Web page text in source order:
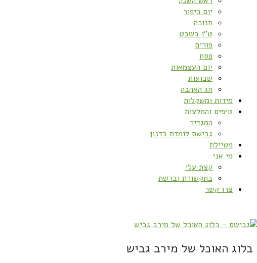
יום כיפור
חנוכה
ט”ו בשבט
פורים
פסח
יום העצמאות
שבועות
חג האהבה
מידות ומשקלות
טיפים והמלצות
המגדיר
גבישס לומדת בדנון
מטיילת
מי אני
קצת עלי
בתקשורת וברשת
צרו קשר
בלוג האוכל של מירב גביש